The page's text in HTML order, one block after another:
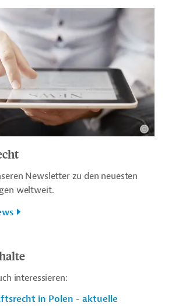
Newsletter zu den neuesten
weltweit.
interessieren:
in Polen - aktuelle